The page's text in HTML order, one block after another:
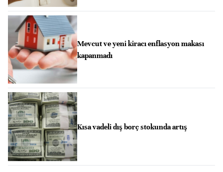
Mevcut ve yeni kiracı enflasyon makası
kapanmadı
Kısa vadeli dış borç stokunda artış